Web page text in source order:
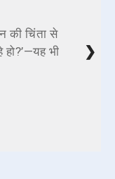
की चिंता से
हो?’—यह भी
❯